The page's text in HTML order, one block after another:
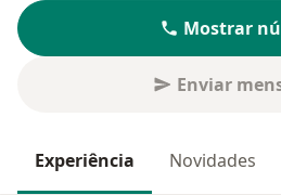
Mostrar
Enviar
Experiência Novidades